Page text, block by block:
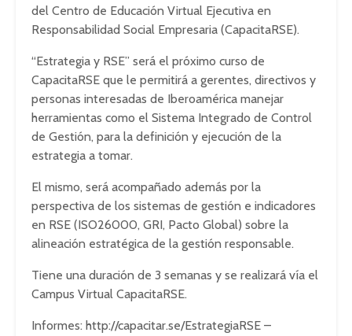
del Centro de Educación Virtual Ejecutiva en
Responsabilidad Social Empresaria (CapacitaRSE).
“Estrategia y RSE” será el próximo curso de
CapacitaRSE que le permitirá a gerentes, directivos y
personas interesadas de Iberoamérica manejar
herramientas como el Sistema Integrado de Control
de Gestión, para la definición y ejecución de la
estrategia a tomar.
El mismo, será acompañado además por la
perspectiva de los sistemas de gestión e indicadores
en RSE (ISO26000, GRI, Pacto Global) sobre la
alineación estratégica de la gestión responsable.
Tiene una duración de 3 semanas y se realizará vía el
Campus Virtual CapacitaRSE.
Informes: http://capacitar.se/EstrategiaRSE –